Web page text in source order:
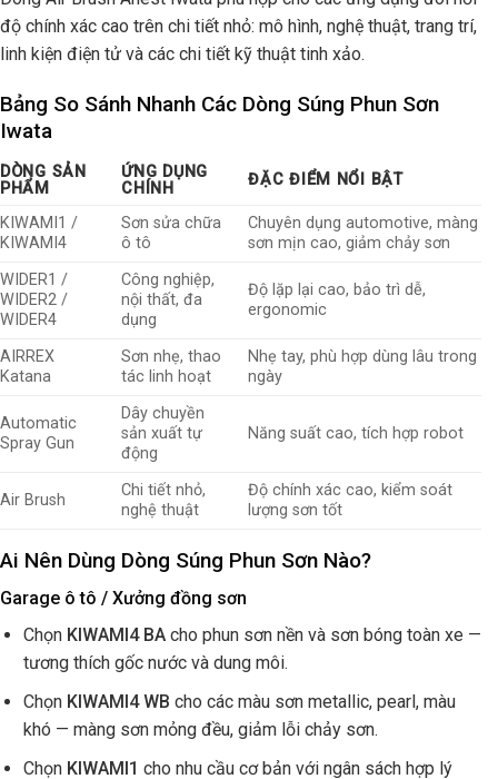
độ chính xác cao trên chi tiết nhỏ: mô hình, nghệ thuật, trang trí,
linh kiện điện tử và các chi tiết kỹ thuật tinh xảo.
Bảng So Sánh Nhanh Các Dòng Súng Phun Sơn
Iwata
DÒNG SẢN
PHẨM
ỨNG DỤNG
CHÍNH
ĐẶC ĐIỂM NỔI BẬT
KIWAMI1 /
KIWAMI4
Sơn sửa chữa
ô tô
Chuyên dụng automotive, màng
sơn mịn cao, giảm chảy sơn
WIDER1 /
WIDER2 /
WIDER4
Công nghiệp,
nội thất, đa
dụng
Độ lặp lại cao, bảo trì dễ,
ergonomic
AIRREX
Katana
Sơn nhẹ, thao
tác linh hoạt
Nhẹ tay, phù hợp dùng lâu trong
ngày
Automatic
Spray Gun
Dây chuyền
sản xuất tự
động
Năng suất cao, tích hợp robot
Air Brush
Chi tiết nhỏ,
nghệ thuật
Độ chính xác cao, kiểm soát
lượng sơn tốt
Ai Nên Dùng Dòng Súng Phun Sơn Nào?
Garage ô tô / Xưởng đồng sơn
Chọn KIWAMI4 BAcho phun sơn nền và sơn bóng toàn xe —
tương thích gốc nước và dung môi.
Chọn KIWAMI4 WB cho các màu sơn metallic, pearl, màu
khó — màng sơn mỏng đều, giảm lỗi chảy sơn.
Chọn KIWAMI1 cho nhu cầu cơ bản với ngân sách hợp lý